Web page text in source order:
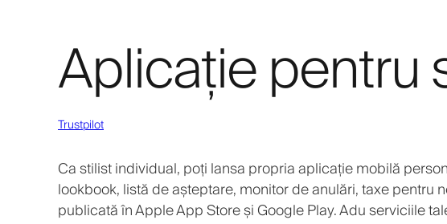
Aplicație pentru
Trustpilot
Ca stilist individual, poți lansa propria aplicație mobilă
lookbook, listă de așteptare, monitor de anulări, taxe pentru
publicată în Apple App Store și Google Play. Adu serviciile